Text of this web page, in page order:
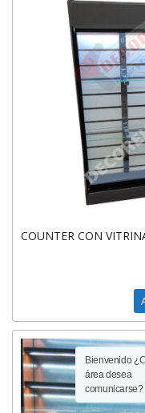
COUNTER CON
Bienvenido
área desea
comunicarse?